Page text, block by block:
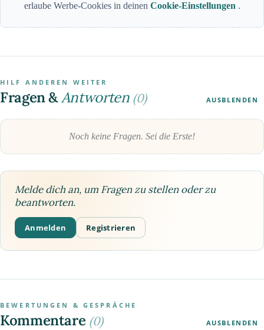
erlaube Werbe-Cookies in deinen Cookie-Einstellungen .
HILF ANDEREN WEITER
Fragen &Antworten (0) AUSBLENDEN
Noch keine Fragen. Sei die Erste!
Melde dich an, um Fragen zu stellen oder zu
beantworten.
Anmelden Registrieren
BEWERTUNGEN & GESPRÄCHE
Kommentare (0) AUSBLENDEN